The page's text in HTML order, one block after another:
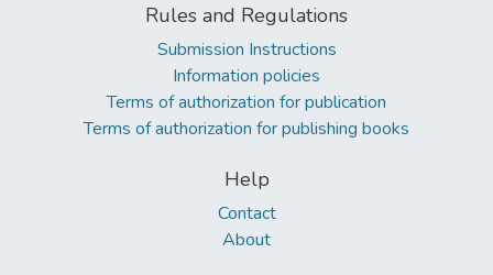
Rules and Regulations
Submission Instructions
Information policies
Terms of authorization for publication
Terms of authorization for publishing books
Help
Contact
About